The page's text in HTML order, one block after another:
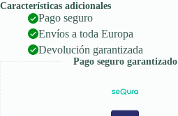
Características adicionales
Pago seguro
Envíos a toda Europa
Devolución garantizada
Pago seguro garantizado